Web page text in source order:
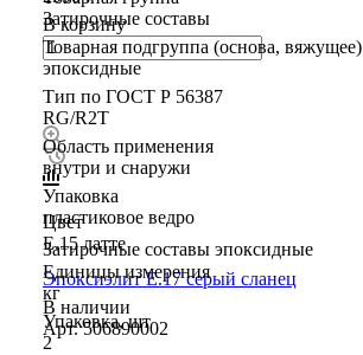
Затирочные составы
Товарная подгруппа (основа, вяжущее)
эпоксидные
Тип по ГОСТ Р 56387
RG/R2T
Область применения
внутри и снаружи
Упаковка
пластиковое ведро
Цвет
E.15 латте
Единицы измерения
кг
Упаковка, шт
2
В корзину
Затирочные составы эпоксидные
Эпоксиэлит E.17 серый сланец
В наличии
Арт.506890002